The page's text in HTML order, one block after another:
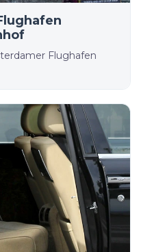
Flughafen